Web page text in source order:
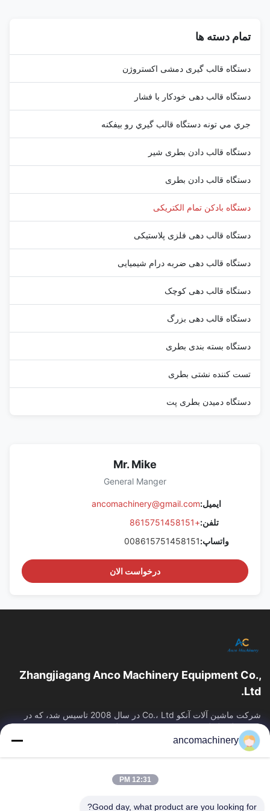
Force 180 kN Output 40 kg/h ...
Clamping Force (KN) ...
تمام دسته ها
دستگاه قالب گیری دمشی اکستروژن
دستگاه قالب دهی خودکار با فشار
جري مي تونه دستگاه قالب گيري رو بيفکنه
دستگاه قالب دادن بطری شیر
دستگاه قالب دادن بطری
دستگاه بادکن تمام الکتریکی
دستگاه قالب دهی فلزی پلاستیکی
دستگاه قالب دهی ضربه درام شیمیایی
دستگاه قالب دهی کوچک
دستگاه قالب دهی بزرگ
دستگاه بسته بندی بطری
تست کننده نشتی بطری
دستگاه دمیدن بطری پت
Mr. Mike
General Manger
ایمیل:ancomachinery@gmail.com
تلفن:+8615751458151
واتساپ:008615751458151
درخواست الان
Zhangjiagang Anco Machinery Equipment Co.,
Ltd.
شرکت ماشین آلات آنکو Co.، Ltd در سال 2008 تاسیس شد، که در
شهر ژانگژیاگانگ، شهر سوژو، استان جیانگسو واقع شده است.
پیوندهای سریع
دربارهی ما
کارخانه تور
کنترل کیفیت
ancomachinery
12:31 PM
Good day, what product are you looking for?